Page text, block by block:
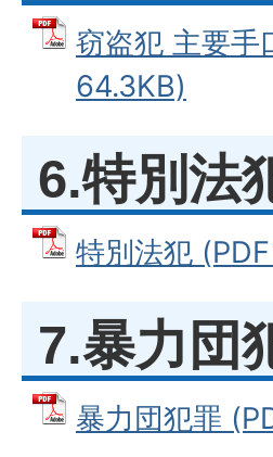
窃盗犯 主要手
64.3KB)
6.特別法
特別法犯
7.暴力団
暴力団犯罪